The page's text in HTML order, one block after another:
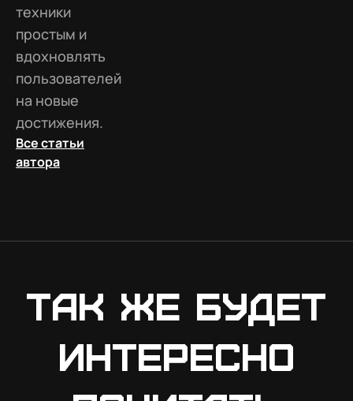
техники
простым и
вдохновлять
пользователей
на новые
достижения.
Все статьи
автора
Так же будет
интересно